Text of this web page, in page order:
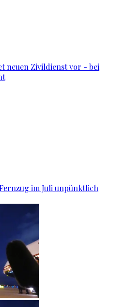
neuen Zivildienst vor - bei
im Juli unpünktlich